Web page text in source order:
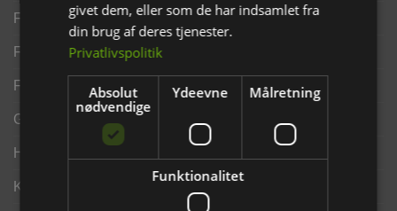
Finansering ANYDAY
Finansering Viabill
Fortrydelse og reklamationsret
Gavekort
Handelsbetingelser
Kontakt os
givet dem, eller som de har indsamlet fra
din brug af deres tjenester.
Privatlivspolitik
Absolut
nødvendige
Ydeevne Målretning
Funktionalitet